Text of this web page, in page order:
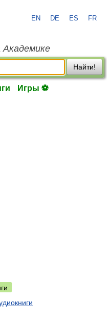
EN DE ES FR
Академике
Найти!
Игры ⚽